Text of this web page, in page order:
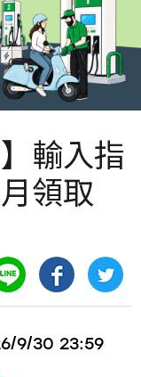
輸入指
領取
9/30 23:59